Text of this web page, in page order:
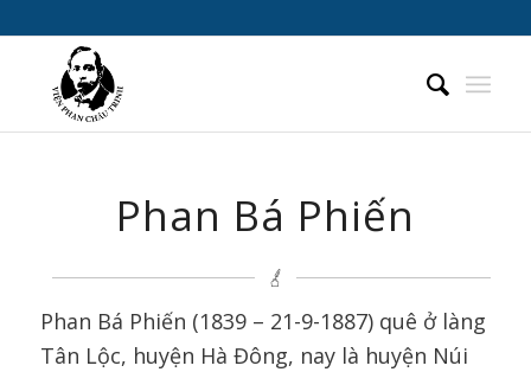
Phan Bá Phiến
Phan Bá Phiến (1839 – 21-9-1887) quê ở làng
Tân Lộc, huyện Hà Đông, nay là huyện Núi